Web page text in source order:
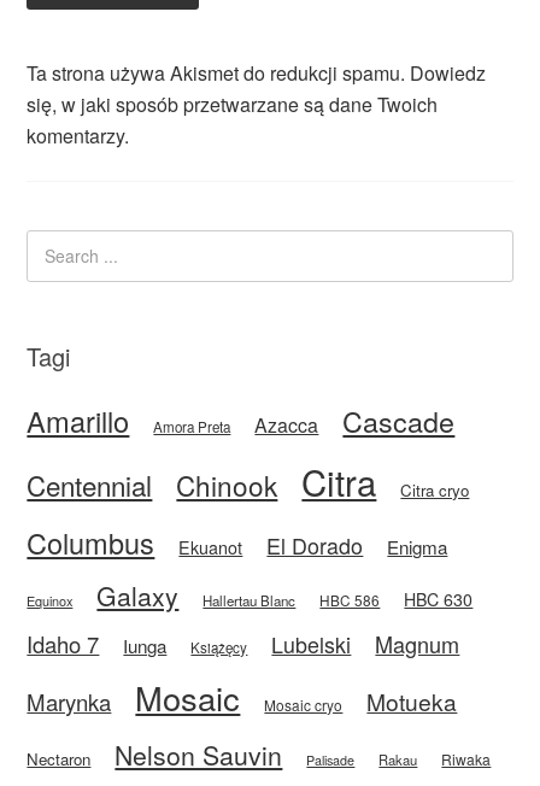
Ta strona używa Akismet do redukcji spamu. Dowiedz
się, w jaki sposób przetwarzane są dane Twoich
komentarzy.
Tagi
Amarillo Amora Preta Azacca Cascade
Centennial Chinook Citra Citra cryo
Columbus Ekuanot El Dorado Enigma
Equinox Galaxy Hallertau Blanc HBC 586 HBC 630
Idaho 7 Iunga Książęcy Lubelski
Magnum
Marynka
Mosaic Mosaic cryo Motueka
Nectaron Nelson Sauvin Palisade Rakau Riwaka